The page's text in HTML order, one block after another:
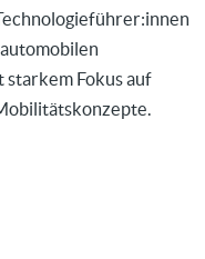
Fokus auf